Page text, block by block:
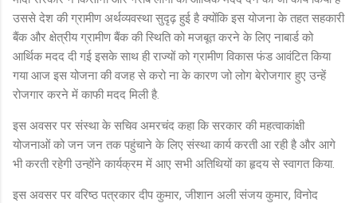
उससे देश की ग्रामीण अर्थव्यवस्था सुदृढ़ हुई है क्योंकि इस योजना के तहत सहकारी
बैंक और क्षेत्रीय ग्रामीण बैंक की स्थिति को मजबूत करने के लिए नाबार्ड को
आर्थिक मदद दी गई इसके साथ ही राज्यों को ग्रामीण विकास फंड आवंटित किया
गया आज इस योजना की वजह से करो ना के कारण जो लोग बेरोजगार हुए उन्हें
रोजगार करने में काफी मदद मिली है.
इस अवसर पर संस्था के सचिव अमरचंद कहा कि सरकार की महत्वाकांक्षी
योजनाओं को जन जन तक पहुंचाने के लिए संस्था कार्य करती आ रही है और आगे
भी करती रहेगी उन्होंने कार्यक्रम में आए सभी अतिथियों का हृदय से स्वागत किया.
इस अवसर पर वरिष्ठ पत्रकार दीप कुमार, जीशान अली संजय कुमार, विनोद